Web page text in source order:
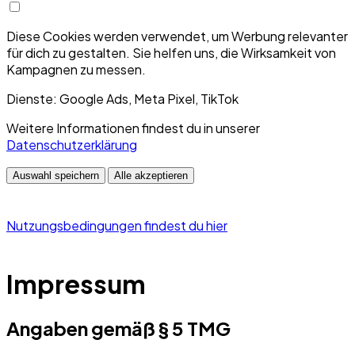
Diese Cookies werden verwendet, um Werbung relevanter
für dich zu gestalten. Sie helfen uns, die Wirksamkeit von
Kampagnen zu messen.
Dienste: Google Ads, Meta Pixel, TikTok
Weitere Informationen findest du in unserer
Datenschutzerklärung
Auswahl speichern Alle akzeptieren
Nutzungsbedingungen findest du hier
Impressum
Angaben gemäß § 5 TMG